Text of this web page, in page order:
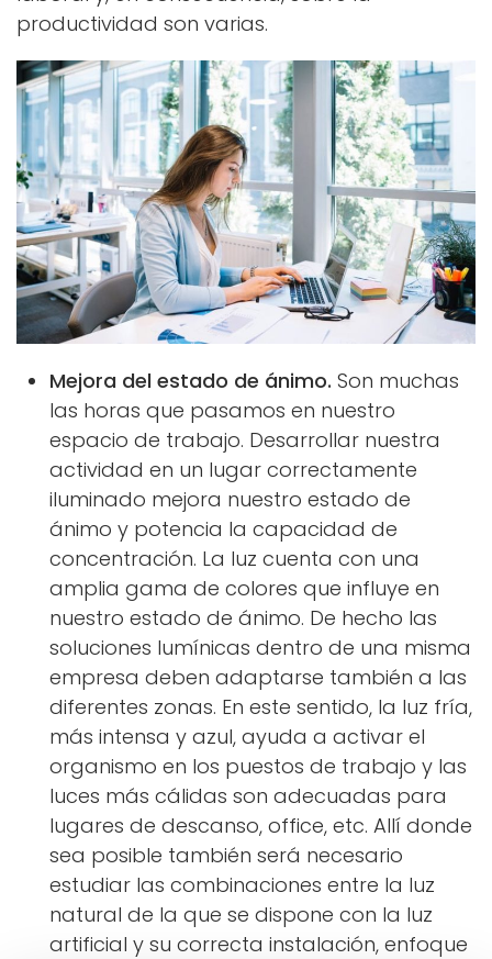
productividad son varias.
Mejora del estado de ánimo. Son muchas
las horas que pasamos en nuestro
espacio de trabajo. Desarrollar nuestra
actividad en un lugar correctamente
iluminado mejora nuestro estado de
ánimo y potencia la capacidad de
concentración. La luz cuenta con una
amplia gama de colores que influye en
nuestro estado de ánimo. De hecho las
soluciones lumínicas dentro de una misma
empresa deben adaptarse también a las
diferentes zonas. En este sentido, la luz fría,
más intensa y azul, ayuda a activar el
organismo en los puestos de trabajo y las
luces más cálidas son adecuadas para
lugares de descanso, office, etc. Allí donde
sea posible también será necesario
estudiar las combinaciones entre la luz
natural de la que se dispone con la luz
artificial y su correcta instalación, enfoque